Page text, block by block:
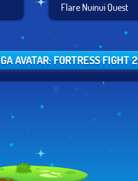
Flare Nuinui Quest
AVATAR: FORTRESS FIGHT 2